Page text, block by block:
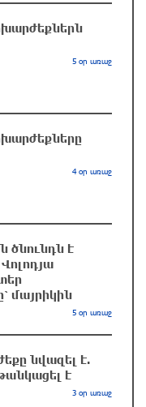
Հայաստանի
կառավարումը.
կետերի և
25 րոպե առաջ
Լայպցիգը»
44 րոպե առաջ
5 օր առաջ
4 օր առաջ
ծնունդն է
մայրիկին
5 օր առաջ
նվազել է.
է
3 օր առաջ